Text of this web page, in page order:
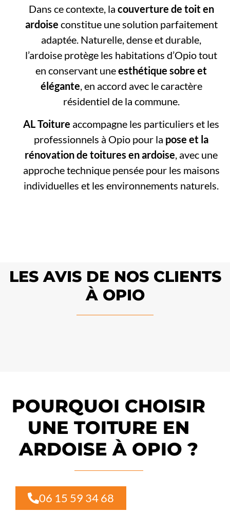
Dans ce contexte, la couverture de toit en
ardoise constitue une solution parfaitement
adaptée. Naturelle, dense et durable,
l’ardoise protège les habitations d’Opio tout
en conservant uneesthétique sobre et
élégante , en accord avec le caractère
résidentiel de la commune.
AL Toiture accompagne les particuliers et les
professionnels à Opio pour la pose et la
rénovation de toitures en ardoise, avec une
approche technique pensée pour les maisons
individuelles et les environnements naturels.
LES AVIS DE NOS CLIENTS
À OPIO
POURQUOI CHOISIR
UNE TOITURE EN
ARDOISE À OPIO ?
06 15 59 34 68